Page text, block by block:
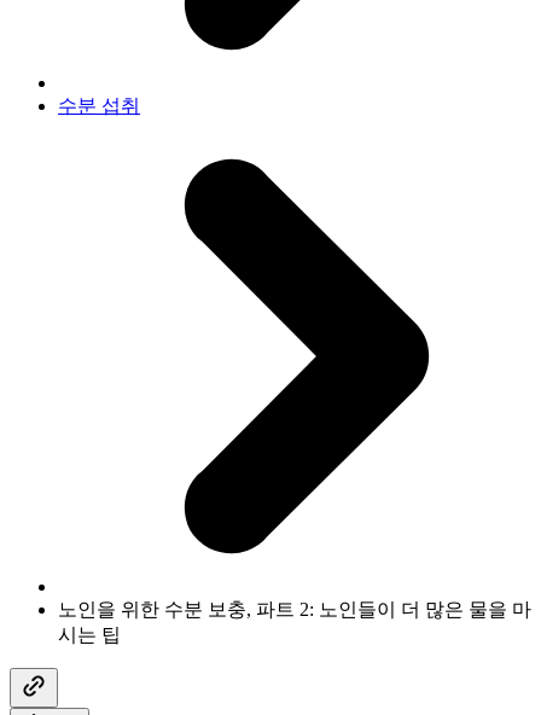
수분 섭취
노인을 위한 수분 보충, 파트 2: 노인들이 더 많은 물을 마
시는 팁